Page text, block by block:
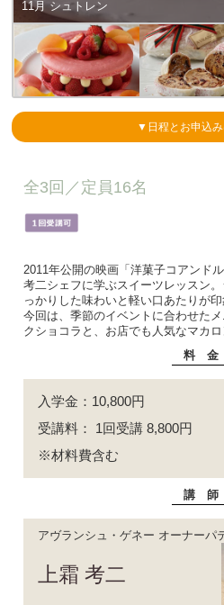
11月 シュトレン
▼日程とお申込み
全3回／ 定員16名
2011年公開の映画「洋菓子コアンド
考二シェフに学ぶスイーツレッスン
っかりした味わいと軽い口あたりが印
今回は、季節のイベントに合わせた
クショコラと、お店でも人気なマカロ
料 金
入学金： 10,800円
受講料： 1回受講 8,800円
※材料費含む
講 師
アヴランシュ・ゲネー オーナーパ
上霜 考二